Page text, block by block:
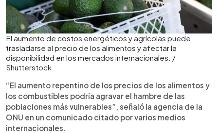
El aumento de costos energéticos y agrícolas puede
trasladarse al precio de los alimentos y afectar la
disponibilidad en los mercados internacionales. /
Shutterstock
“El aumento repentino de los precios de los alimentos y
los combustibles podría agravar el hambre de las
poblaciones más vulnerables”, señaló la agencia de la
ONU en un comunicado citado por varios medios
internacionales.